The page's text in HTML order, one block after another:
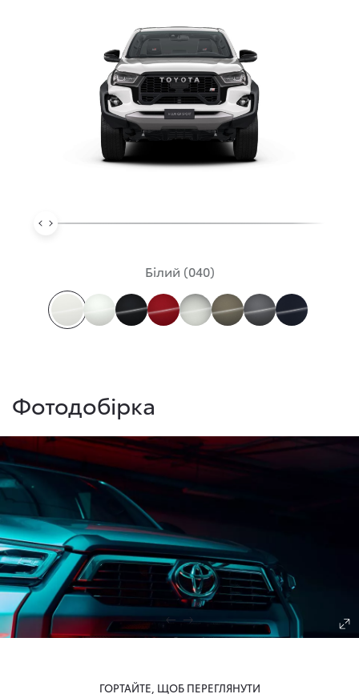
Білий (040)
Фотодобірка
ГОРТАЙТЕ, ЩОБ ПЕРЕГЛЯНУТИ